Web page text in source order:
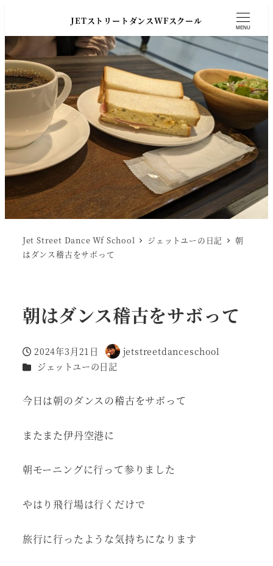
JETストリートダンスWFスクール
MENU
Jet Street Dance Wf School ジェットユーの日記
朝
はダンス稽古をサボって
朝はダンス稽古をサボって
投稿日
2024年3月21日
著
者
jetstreetdanceschool
カテゴリー
ジェットユーの日記
今日は朝のダンスの稽古をサボって
またまた伊丹空港に
朝モーニングに行って参りました
やはり飛行場は行くだけで
旅行に行ったような気持ちになります